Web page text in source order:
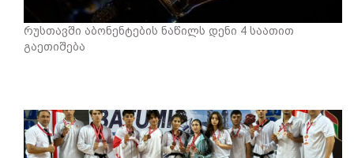
რუსთავში აბონენტების ნაწილს დენი 4 საათით
გაეთიშება